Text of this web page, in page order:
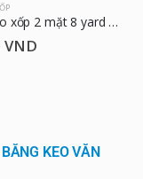
Băng keo xốp 2 mặt 8 yard 4.8cm
VND
KEO VĂN